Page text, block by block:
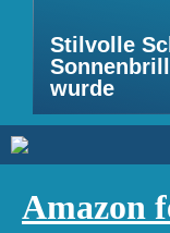
Stilvolle
wurde
Amazon